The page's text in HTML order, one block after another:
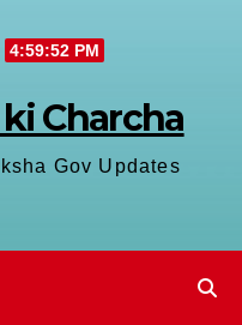
4:59:52 PM
Charcha
Gov Updates